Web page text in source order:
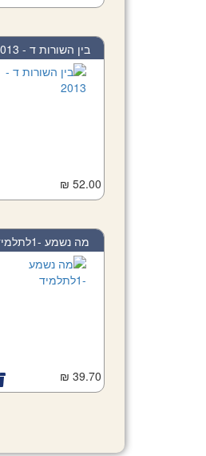
בין השורות ד - 2013
52.00 ₪
מה נשמע -1לתלמיד
39.70 ₪
Add to Cart